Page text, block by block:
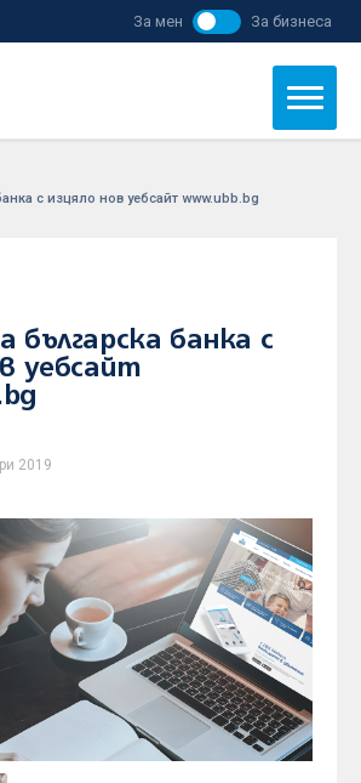
За мен За бизнеса
с изцяло нов уебсайт www.ubb.bg
българска банка с
уебсайт
2019